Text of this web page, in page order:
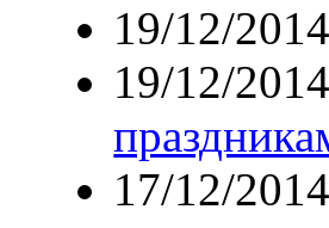
19/12/
19/12/
17/12/